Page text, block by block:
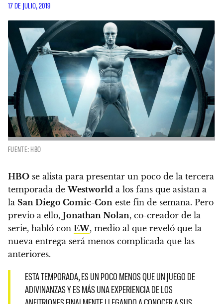
17 DE JULIO, 2019
FUENTE: HBO
HBO se alista para presentar un poco de la tercera
temporada deWestworld a los fans que asistan a
la San Diego Comic-Con este fin de semana. Pero
previo a ello, Jonathan Nolan, co-creador de la
serie, habló con EW, medio al que reveló que la
nueva entrega será menos complicada que las
anteriores.
ESTA TEMPORADA, ES UN POCO MENOS QUE UN JUEGO DE
ADIVINANZAS Y ES MÁS UNA EXPERIENCIA DE LOS